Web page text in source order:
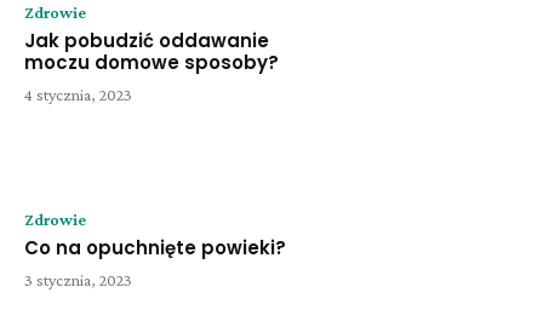
Zdrowie
Jak pobudzić oddawanie
moczu domowe sposoby?
4 stycznia, 2023
Zdrowie
Co na opuchnięte powieki?
3 stycznia, 2023